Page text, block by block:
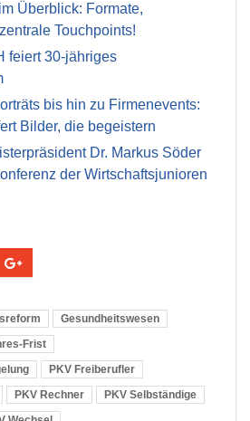
Überblick: Formate,
Touchpoints!
feiert 30-jähriges
bis hin zu Firmenevents:
Bilder, die begeistern
Dr. Markus Söder
der Wirtschaftsjunioren
Gesundheitswesen
Frist
PKV Freiberufler
PKV Rechner
PKV Selbständige